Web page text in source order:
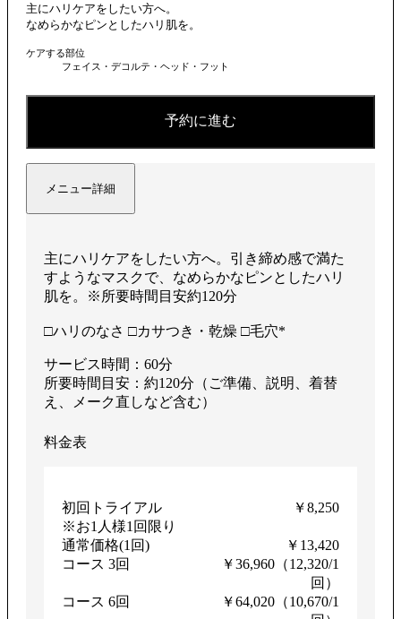
主にハリケアをしたい方へ。
なめらかなピンとしたハリ肌を。
ケアする部位
フェイス・デコルテ・ヘッド・フット
予約に進む
メニュー詳細
主にハリケアをしたい方へ。引き締め感で満た
すようなマスクで、なめらかなピンとしたハリ
肌を。※所要時間目安約120分
□ハリのなさ □カサつき・乾燥 □毛穴*
サービス時間：60分
所要時間目安：約120分（ご準備、説明、着替
え、メーク直しなど含む）
料金表
初回トライアル
※お1人様1回限り
￥8,250
通常価格(1回)
￥13,420
コース 3回
￥36,960（12,320/1
回）
コース 6回
￥64,020（10,670/1